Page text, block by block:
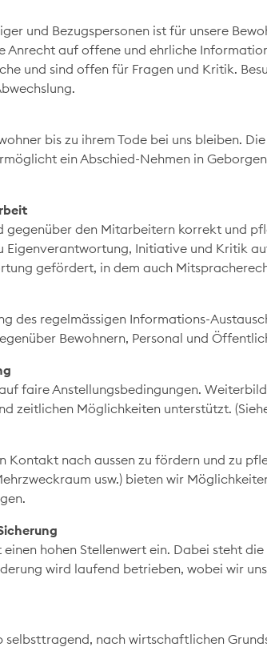
und Bezugspersonen ist für unsere
Anrecht auf offene und ehrliche
und sind offen für Fragen und Kritik.
bis zu ihrem Tode bei uns bleiben.
ein Abschied-Nehmen in
gegenüber den Mitarbeitern korrekt und
Eigenverantwortung, Initiative und Kritik
gefördert, in dem auch
des regelmässigen Informations-
Bewohnern, Personal und
faire Anstellungsbedingungen.
zeitlichen Möglichkeiten unterstützt.
Kontakt nach aussen zu fördern und zu
usw.) bieten wir
hohen Stellenwert ein. Dabei steht
wird laufend betrieben, wobei wir uns
selbsttragend, nach wirtschaftlichen